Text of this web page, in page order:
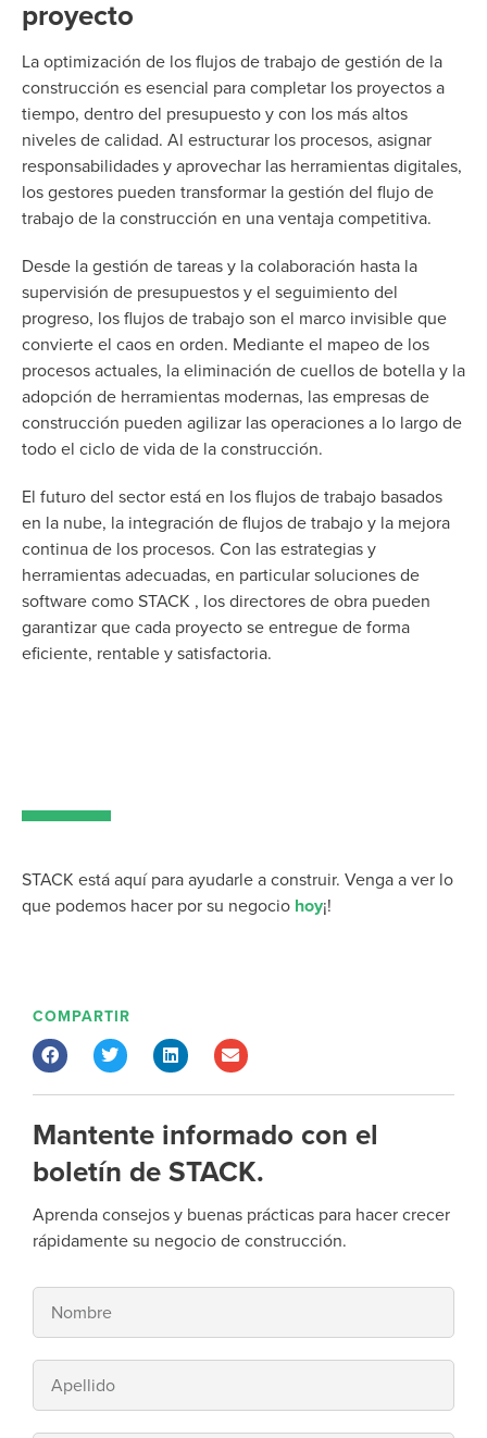
proyecto
La optimización de los flujos de trabajo de gestión de la
construcción es esencial para completar los proyectos a
tiempo, dentro del presupuesto y con los más altos
niveles de calidad. Al estructurar los procesos, asignar
responsabilidades y aprovechar las herramientas digitales,
los gestores pueden transformar la gestión del flujo de
trabajo de la construcción en una ventaja competitiva.
Desde la gestión de tareas y la colaboración hasta la
supervisión de presupuestos y el seguimiento del
progreso, los flujos de trabajo son el marco invisible que
convierte el caos en orden. Mediante el mapeo de los
procesos actuales, la eliminación de cuellos de botella y la
adopción de herramientas modernas, las empresas de
construcción pueden agilizar las operaciones a lo largo de
todo el ciclo de vida de la construcción.
El futuro del sector está en los flujos de trabajo basados
en la nube, la integración de flujos de trabajo y la mejora
continua de los procesos. Con las estrategias y
herramientas adecuadas, en particular soluciones de
software como STACK , los directores de obra pueden
garantizar que cada proyecto se entregue de forma
eficiente, rentable y satisfactoria.
STACK está aquí para ayudarle a construir. Venga a ver lo
que podemos hacer por su negocio hoy¡!
COMPARTIR
Mantente informado con el
boletín de STACK.
Aprenda consejos y buenas prácticas para hacer crecer
rápidamente su negocio de construcción.